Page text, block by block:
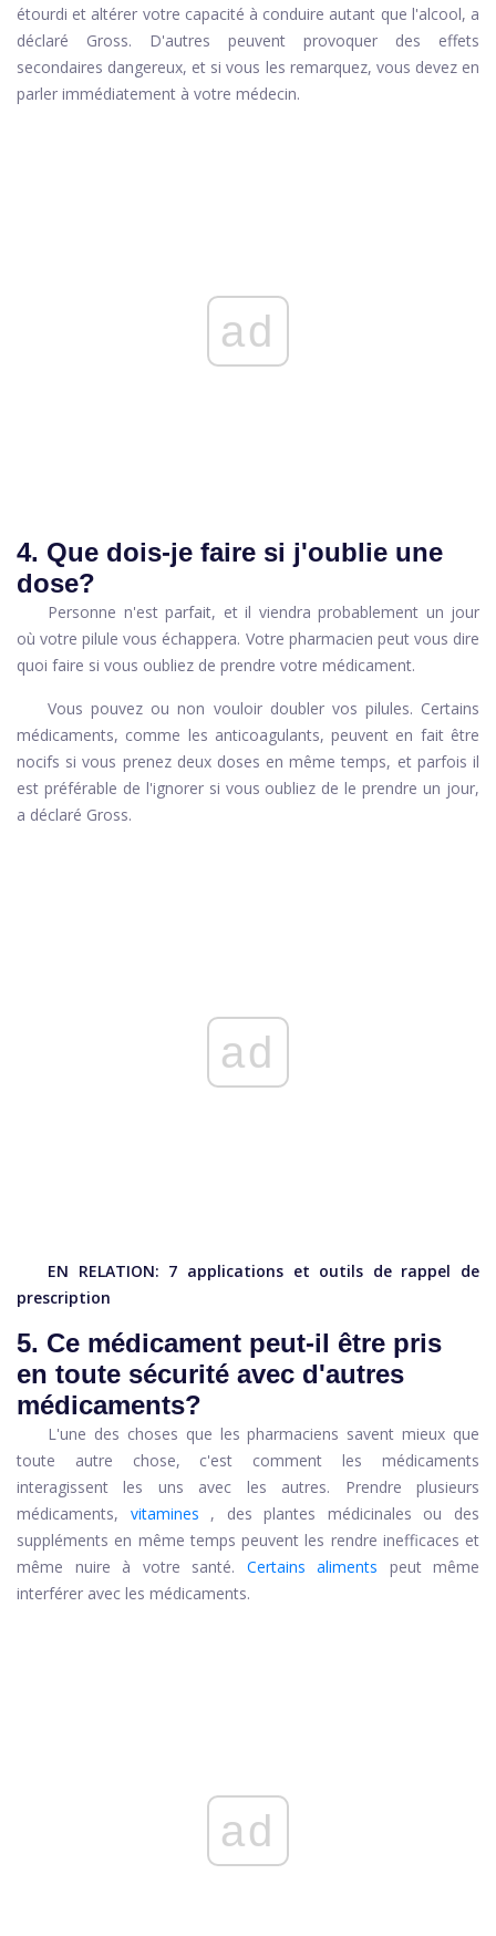
étourdi et altérer votre capacité à conduire autant que l'alcool, a
déclaré Gross. D'autres peuvent provoquer des effets
secondaires dangereux, et si vous les remarquez, vous devez en
parler immédiatement à votre médecin.
ad
4. Que dois-je faire si j'oublie une
dose?
Personne n'est parfait, et il viendra probablement un jour
où votre pilule vous échappera. Votre pharmacien peut vous dire
quoi faire si vous oubliez de prendre votre médicament.
Vous pouvez ou non vouloir doubler vos pilules. Certains
médicaments, comme les anticoagulants, peuvent en fait être
nocifs si vous prenez deux doses en même temps, et parfois il
est préférable de l'ignorer si vous oubliez de le prendre un jour,
a déclaré Gross.
ad
EN RELATION: 7 applications et outils de rappel de
prescription
5. Ce médicament peut-il être pris
en toute sécurité avec d'autres
médicaments?
L'une des choses que les pharmaciens savent mieux que
toute autre chose, c'est comment les médicaments
interagissent les uns avec les autres. Prendre plusieurs
médicaments,
vitamines
, des plantes médicinales ou des
suppléments en même temps peuvent les rendre inefficaces et
même nuire à votre santé.
Certains aliments
peut même
interférer avec les médicaments.
ad